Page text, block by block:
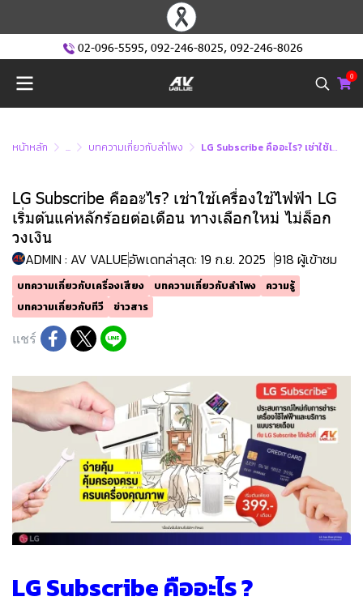
02-096-5595, 092-246-8025, 092-246-8026
0
หน้าหลัก ... บทความเกี่ยวกับลำโพง LG Subscribe คืออะไร? เช่าใช้เครื่องใช้ไฟฟ้า LG เริ่มต้นแค่หลักร้อยต่อเดือน ทางเลือกใหม่ ไม่ล็อกวงเงิน
LG Subscribe คืออะไร? เช่าใช้เครื่องใช้ไฟฟ้า LG
เริ่มต้นแค่หลักร้อยต่อเดือน ทางเลือกใหม่ ไม่ล็อก
วงเงิน
ADMIN : AV VALUEอัพเดทล่าสุด: 19 ก.ย. 2025 918 ผู้เข้าชม
บทความเกี่ยวกับเครื่องเสียง บทความเกี่ยวกับลำโพง
ความรู้
บทความเกี่ยวกับทีวี
ข่าวสาร
แชร์
LG Subscribe คืออะไร ?